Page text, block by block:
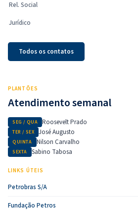
Rel. Social
Jurídico
Todos os contatos
PLANTÕES
Atendimento semanal
SEG / QUA Roosevelt Prado
TER / SEX José Augusto
QUINTA Nilson Carvalho
SEXTA Sabino Tabosa
LINKS ÚTEIS
Petrobras S/A
Fundação Petros